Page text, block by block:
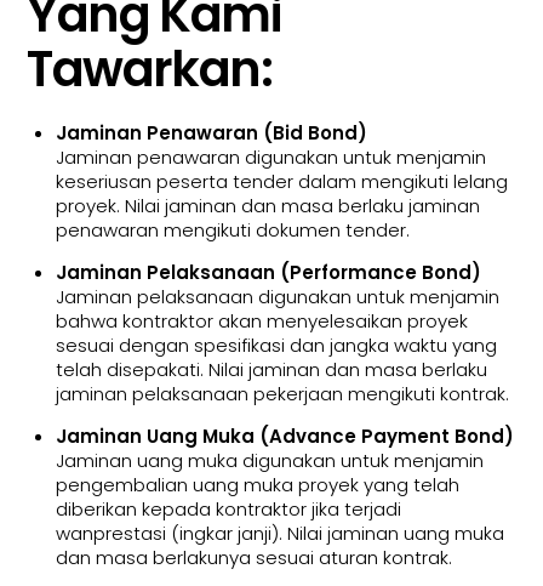
Yang Kami
Tawarkan:
Jaminan Penawaran (Bid Bond)
Jaminan penawaran digunakan untuk menjamin
keseriusan peserta tender dalam mengikuti lelang
proyek. Nilai jaminan dan masa berlaku jaminan
penawaran mengikuti dokumen tender.
Jaminan Pelaksanaan (Performance Bond)
Jaminan pelaksanaan digunakan untuk menjamin
bahwa kontraktor akan menyelesaikan proyek
sesuai dengan spesifikasi dan jangka waktu yang
telah disepakati. Nilai jaminan dan masa berlaku
jaminan pelaksanaan pekerjaan mengikuti kontrak.
Jaminan Uang Muka (Advance Payment Bond)
Jaminan uang muka digunakan untuk menjamin
pengembalian uang muka proyek yang telah
diberikan kepada kontraktor jika terjadi
wanprestasi (ingkar janji). Nilai jaminan uang muka
dan masa berlakunya sesuai aturan kontrak.